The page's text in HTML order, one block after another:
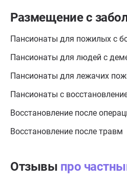
Размещение с
Пансионаты для пожилых с
Пансионаты для людей с
Пансионаты для лежачих
Пансионаты с
Восстановление после
Восстановление после травм
Отзывы про частный